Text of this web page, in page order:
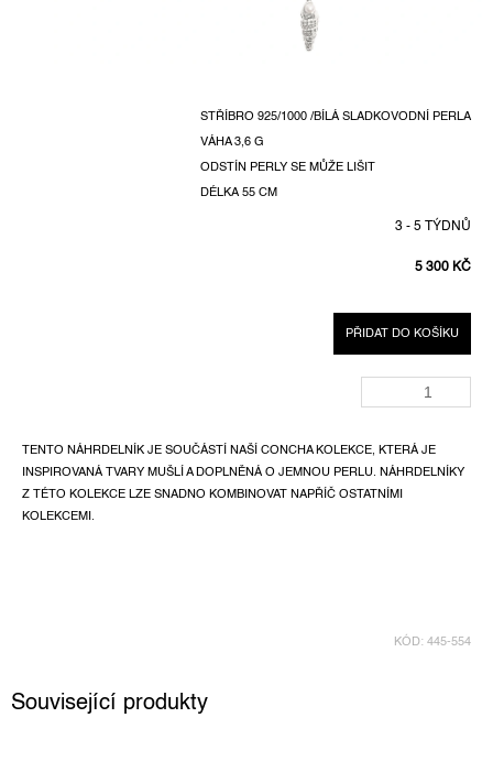
5 300 KČ
CENA:
3 - 5 TÝDNŮ
PŘIDAT DO KOŠÍKU
STŘÍBRO 925/1000 /BÍLÁ SLADKOVODNÍ PERLA
VÁHA 3,6 G
ODSTÍN PERLY SE MŮŽE LIŠIT
DÉLKA 55 CM
TENTO NÁHRDELNÍK JE SOUČÁSTÍ NAŠÍ CONCHA KOLEKCE, KTERÁ JE
INSPIROVANÁ TVARY MUŠLÍ A DOPLNĚNÁ O JEMNOU PERLU. NÁHRDELNÍKY
Z TÉTO KOLEKCE LZE SNADNO KOMBINOVAT NAPŘÍČ OSTATNÍMI
KOLEKCEMI.
KÓD: 445-554
Související produkty